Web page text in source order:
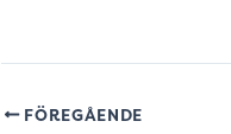
FÖREGÅENDE